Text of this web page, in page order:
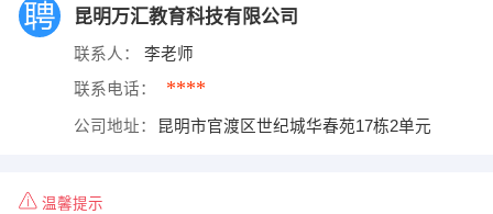
昆明万汇教育科技有限公司
联系人： 李老师
联系电话： ****
公司地址： 昆明市官渡区世纪城华春苑17栋2单元
温馨提示